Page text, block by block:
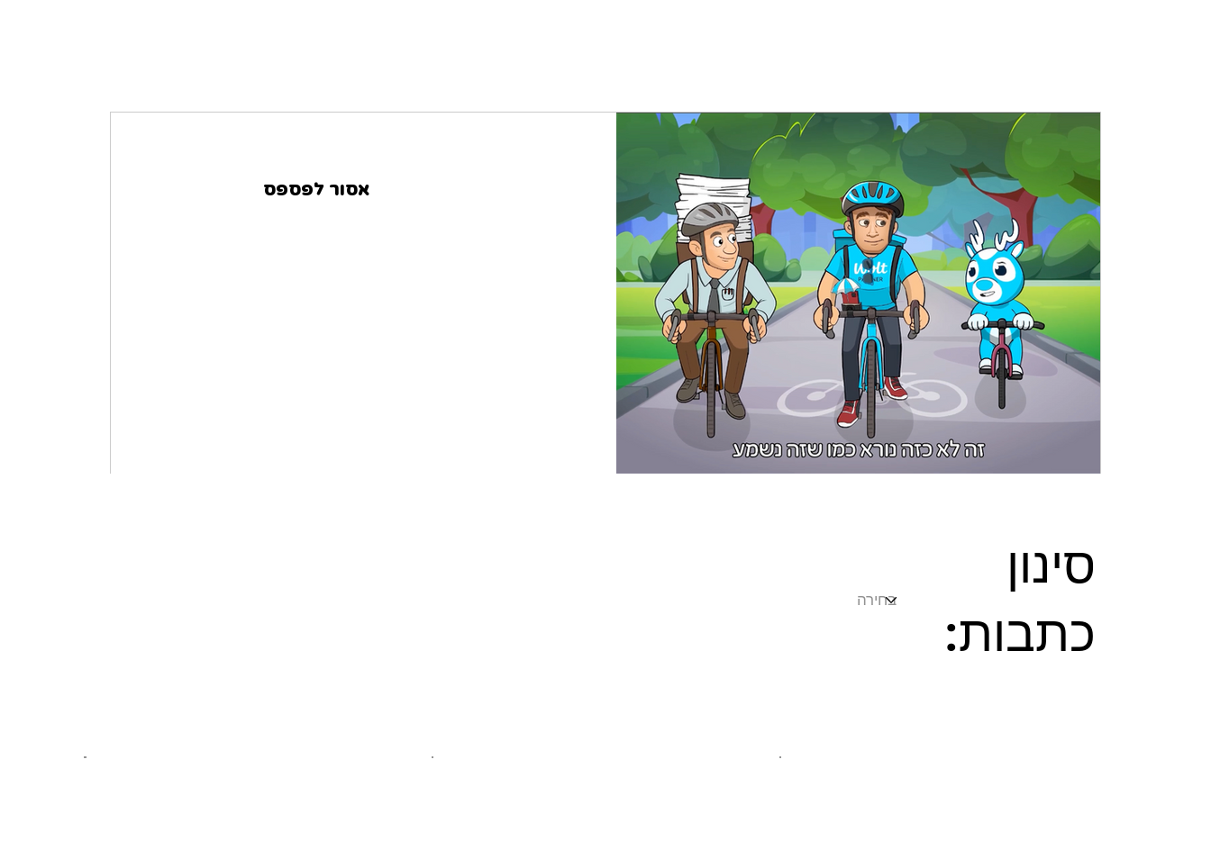
עוסק מורשה או חברה בע״מ? שינוי חשוב
לפניכם, שימו 💙
אמ״לק: המדינה עברה למערכת אחידה שנקראת ״חשבוניות ישראל״ שבה
חשבוניות מעל סכום מוגדר יקבלו מספר הקצאה מרשות המסים. *במידה
והעסק שלך רשום במע״מ אילת, אין צורך לבצע את תהליך ההרשאה
למערכת "חשבוניות ישראל" 👇 הכנו סרטוני הסבר בהמשך העמוד כדי
להנגיש את המידע 👇 רקע כללי – מה זה "חשבוניות ישראל"? "חשבוניות
ישראל" היא רפורמה לאומית של רשות המסים שבמסגרתה כל חשבונית
מס מעל סכום מסוים, מחויבת בקבלת מספר הקצאה מרשות המסים, לפני
הפקתה. למידע נוסף באתר רשות המסים - לחצו כאן מתוך הקמפיין
אסור לפספס
סינון
כתבות: